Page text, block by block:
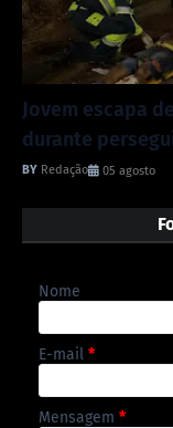
Jovem escapa
durante
Redação 05 agosto
Nome
E-mail *
Mensagem *